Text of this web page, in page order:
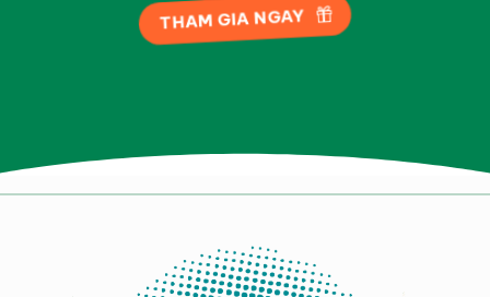
THAM GIA NGAY